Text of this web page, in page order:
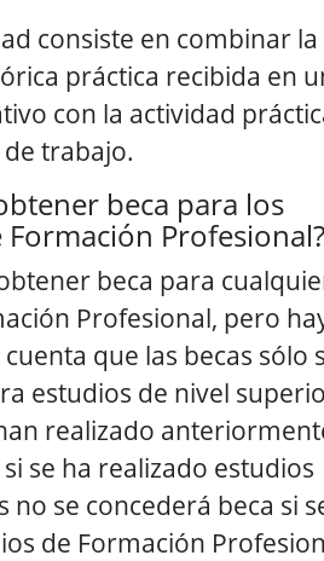
consiste en combinar la
práctica recibida en
con la actividad
trabajo.
beca para los
Profesional?
beca para
Profesional, pero
que las becas sólo
estudios de nivel
realizado
se ha realizado estudios
no se concederá beca si
de Formación